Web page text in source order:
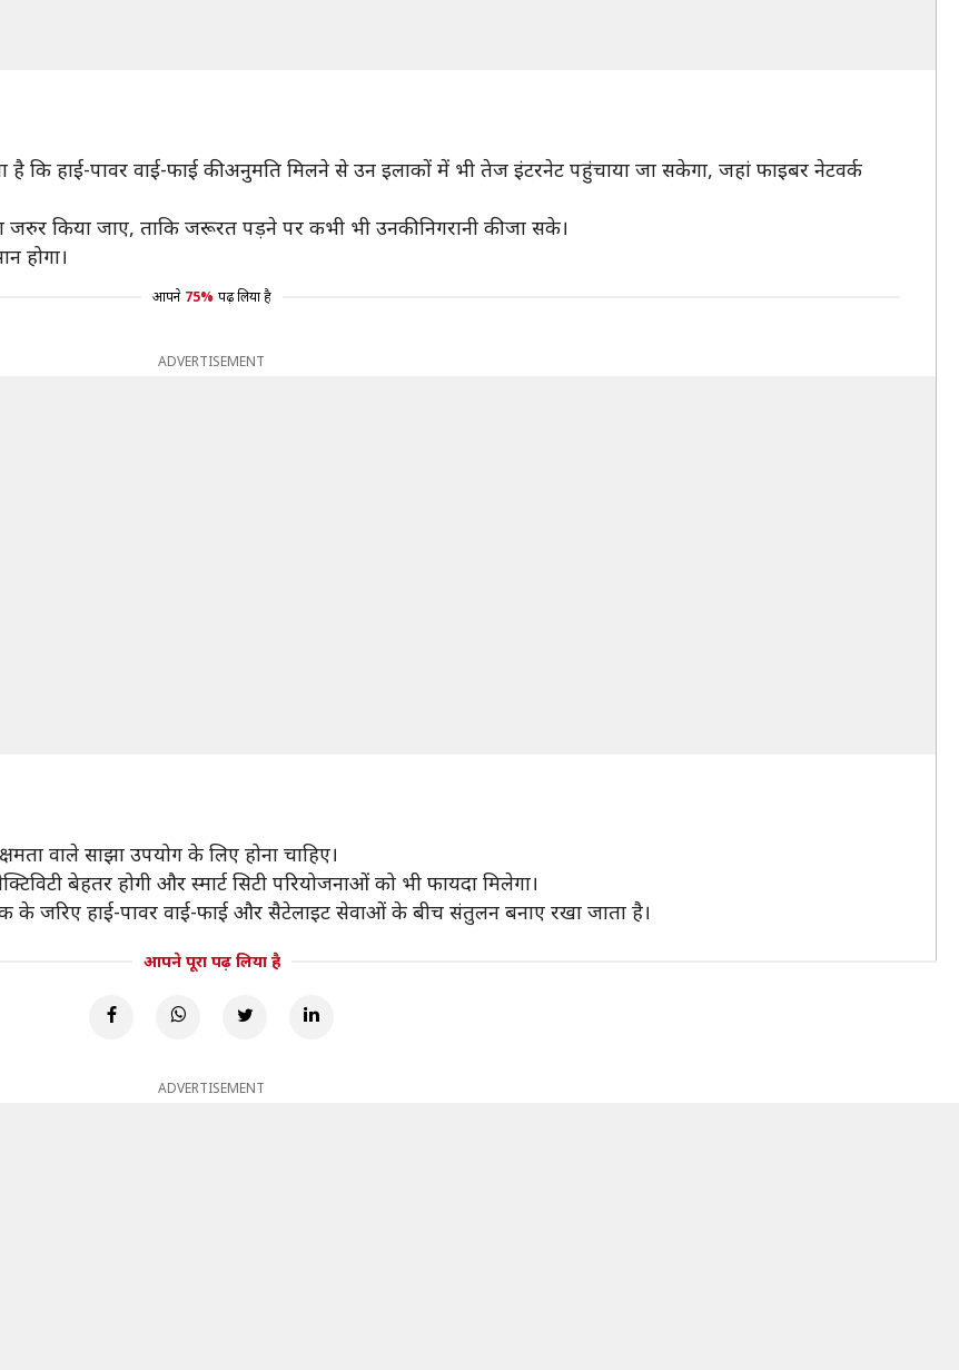
कि हाई-पावर वाई-फाई की अनुमति मिलने से उन इलाकों में भी तेज इंटरनेट पहुंचाया जा सकेगा, जहां फाइबर नेटवर्क
किया जाए, ताकि जरूरत पड़ने पर कभी भी उनकी निगरानी की जा सके।
होगा।
आपने 75% पढ़ लिया है
ADVERTISEMENT
वाले साझा उपयोग के लिए होना चाहिए।
बेहतर होगी और स्मार्ट सिटी परियोजनाओं को भी फायदा मिलेगा।
जरिए हाई-पावर वाई-फाई और सैटेलाइट सेवाओं के बीच संतुलन बनाए रखा जाता है।
आपने पूरा पढ़ लिया है
ADVERTISEMENT